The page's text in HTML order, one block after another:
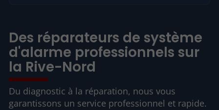
Des réparateurs de système
d'alarme professionnels sur
la Rive-Nord
Du diagnostic à la réparation, nous vous
garantissons un service professionnel et rapide.